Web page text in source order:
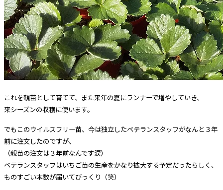
これを親苗として育てて、また来年の夏にランナーで増やしていき、
来シーズンの収穫に使います。
でもこのウイルスフリー苗、今は独立したベテランスタッフがなんと３年
前に注文したのですが、
（親苗の注文は３年前なんです涙）
ベテランスタッフはいちご苗の生産をかなり拡大する予定だったらしく、
ものすごい本数が届いてびっくり（笑）